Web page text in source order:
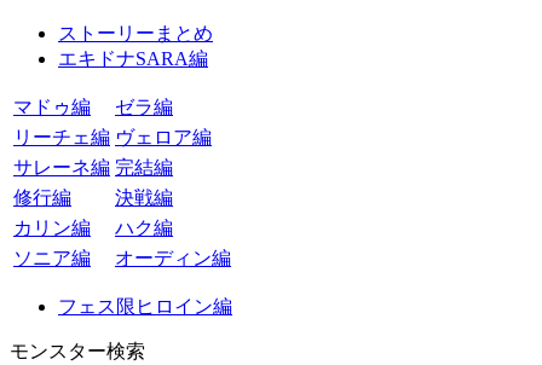
ストーリーまとめ
エキドナSARA編
マドゥ編
ゼラ編
リーチェ編 ヴェロア編
サレーネ編 完結編
修行編
決戦編
カリン編
ハク編
ソニア編
オーディン編
フェス限ヒロイン編
モンスター検索